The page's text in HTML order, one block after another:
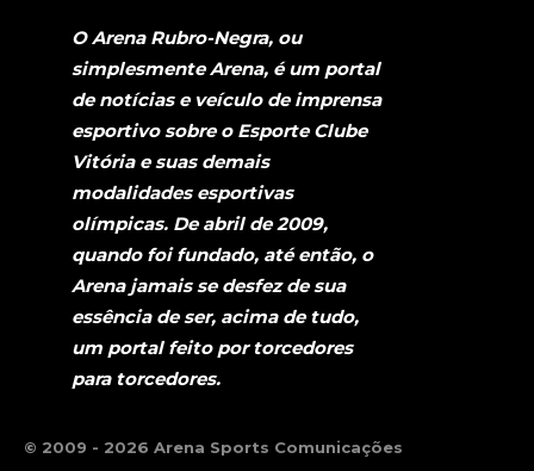
O Arena Rubro-Negra, ou
simplesmente Arena, é um portal
de notícias e veículo de imprensa
esportivo sobre o Esporte Clube
Vitória e suas demais
modalidades esportivas
olímpicas. De abril de 2009,
quando foi fundado, até então, o
Arena jamais se desfez de sua
essência de ser, acima de tudo,
um portal feito por torcedores
para torcedores.
© 2009 - 2026 Arena Sports Comunicações